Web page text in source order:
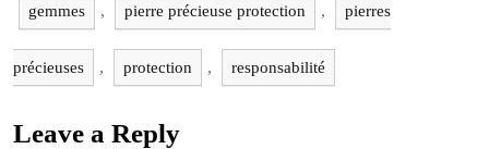
gemmes , pierre précieuse protection , pierres
précieuses , protection , responsabilité
Leave a Reply